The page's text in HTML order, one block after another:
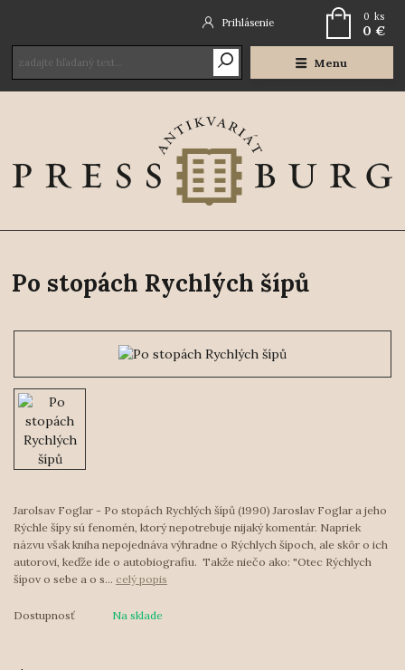
Menu
Prihlásenie 0 ks
0 €
Po stopách Rychlých šípů
Jarolsav Foglar - Po stopách Rychlých šípů (1990) Jaroslav Foglar a jeho
Rýchle šípy sú fenomén, ktorý nepotrebuje nijaký komentár. Napriek
názvu však kniha nepojednáva výhradne o Rýchlych šípoch, ale skôr o ich
autorovi, keďže ide o autobiografiu. Takže niečo ako: "Otec Rýchlych
šípov o sebe a o s... celý popis
Dostupnosť Na sklade